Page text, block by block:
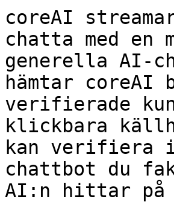
coreAI
chatta med
generella AI-
hämtar
verifierade
klickbara
kan verifiera
chattbot du
AI:n hittar på